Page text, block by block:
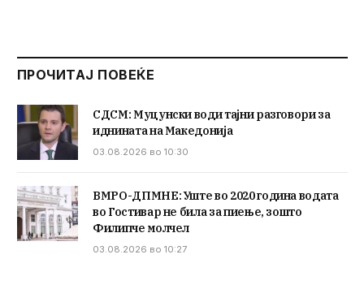
ПРОЧИТАЈ ПОВЕЌЕ
СДСМ: Муцунски води тајни разговори за
иднината на Македонија
03.08.2026 во 10:30
ВМРО-ДПМНЕ: Уште во 2020 година водата
во Гостивар не била за пиење, зошто
Филипче молчел
03.08.2026 во 10:27